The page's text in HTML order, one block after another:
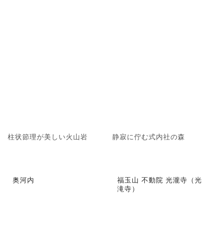
柱状節理が美しい火山岩 静寂に佇む式内社の森
奥河内
福玉山 不動院 光瀧寺（光
滝寺）